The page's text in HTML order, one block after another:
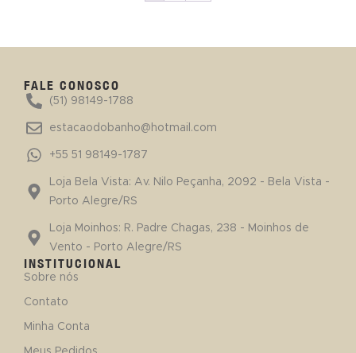
FALE CONOSCO
(51) 98149-1788
estacaodobanho@hotmail.com
+55 51 98149-1787
Loja Bela Vista: Av. Nilo Peçanha, 2092 - Bela Vista -
Porto Alegre/RS
Loja Moinhos: R. Padre Chagas, 238 - Moinhos de
Vento - Porto Alegre/RS
INSTITUCIONAL
Sobre nós
Contato
Minha Conta